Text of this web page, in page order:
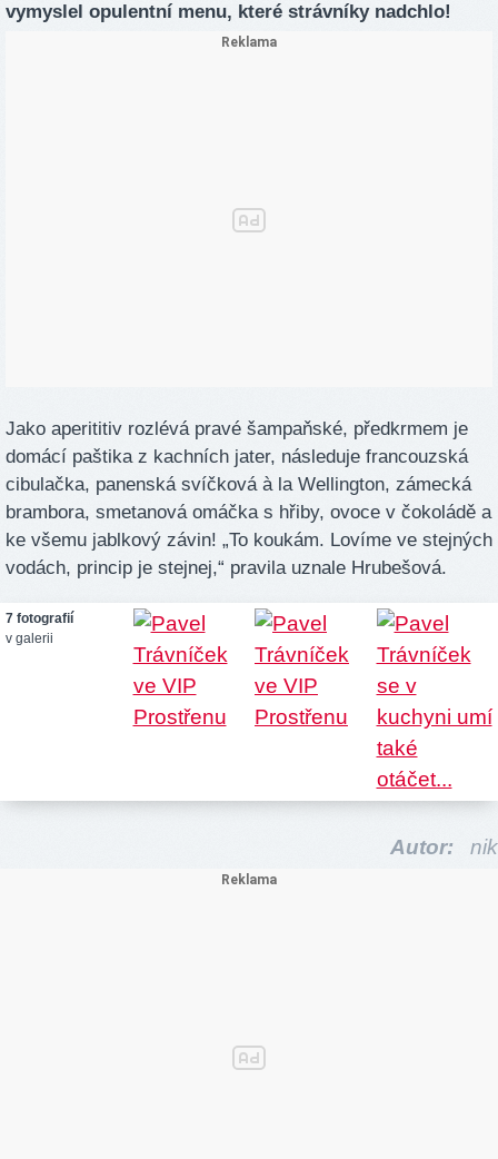
vymyslel opulentní menu, které strávníky nadchlo!
Jako aperititiv rozlévá pravé šampaňské, předkrmem je
domácí paštika z kachních jater, následuje francouzská
cibulačka, panenská svíčková à la Wellington, zámecká
brambora, smetanová omáčka s hřiby, ovoce v čokoládě a
ke všemu jablkový závin! „To koukám. Lovíme ve stejných
vodách, princip je stejnej,“ pravila uznale Hrubešová.
7 fotografií
v galerii
Autor: nik